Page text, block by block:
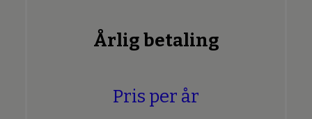
Årlig betaling
Pris per år